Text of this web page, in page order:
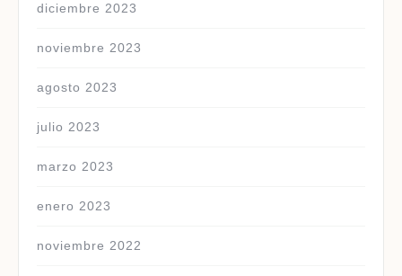
diciembre 2023
noviembre 2023
agosto 2023
julio 2023
marzo 2023
enero 2023
noviembre 2022